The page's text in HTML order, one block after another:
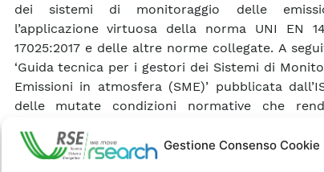
Gestione Consenso Cookie
dei sistemi di monitoraggio delle
l’applicazione virtuosa della norma UNI EN
17025:2017 e delle altre norme collegate. A
‘Guida tecnica per i gestori dei Sistemi di
Emissioni in atmosfera (SME)’ pubblicata
delle mutate condizioni normative che
possa essere utile ad un progresso
emissioni industriali nel Paese. Le indicazioni